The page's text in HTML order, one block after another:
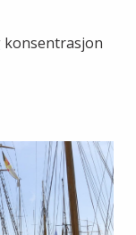
konsentrasjon